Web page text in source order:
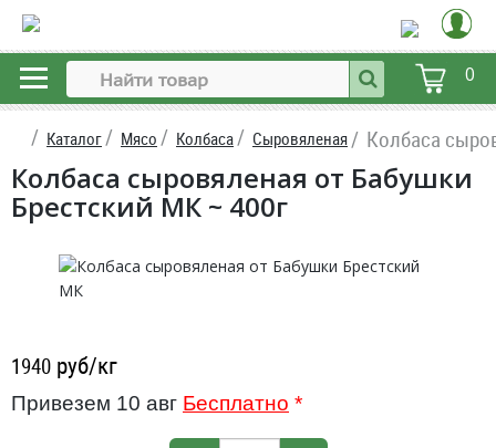
0
Каталог Мясо Колбаса Сыровяленая Колбаса
Колбаса сыровяленая от Бабушки
Брестский МК ~ 400г
1940 руб/кг
Привезем 10 авг Бесплатно *